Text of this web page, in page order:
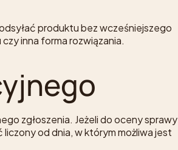
produktu bez wcześniejszego
inna forma rozwiązania.
zgłoszenia. Jeżeli do oceny sprawy
od dnia, w którym możliwa jest